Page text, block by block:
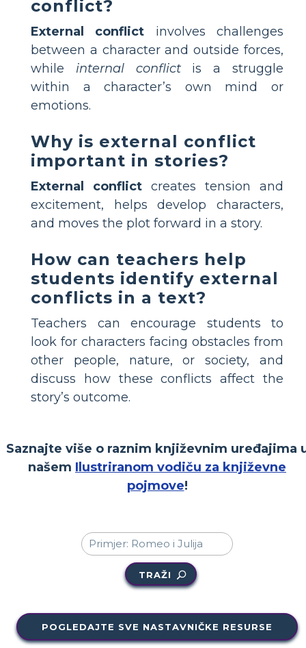
conflict?
External conflict involves challenges
between a character and outside forces,
while internal conflictis a struggle
within a character’s own mind or
emotions.
Why is external conflict
important in stories?
External conflict creates tension and
excitement, helps develop characters,
and moves the plot forward in a story.
How can teachers help
students identify external
conflicts in a text?
Teachers can encourage students to
look for characters facing obstacles from
other people, nature, or society, and
discuss how these conflicts affect the
story’s outcome.
Saznajte više o raznim književnim uređajima
našem Ilustriranom vodiču za književne
pojmove!
TRAŽI
POGLEDAJTE SVE NASTAVNIČKE RESURSE